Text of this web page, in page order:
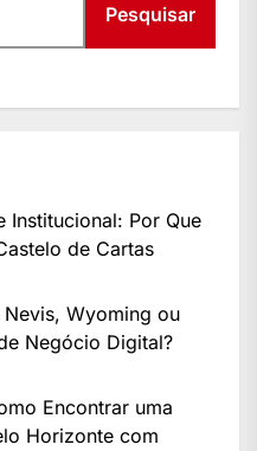
Pesquisar
Institucional: Por Que
de Cartas
Wyoming ou
Negócio Digital?
Encontrar uma
Horizonte com